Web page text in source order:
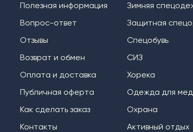
Полезная информация
Вопрос-ответ
Отзывы
Возврат и обмен
Оплата и доставка
Публичная оферта
Как сделать заказ
Контакты
Зимняя
Защитная
Спецобувь
СИЗ
Хорека
Одежда для
Охрана
Активный отдых